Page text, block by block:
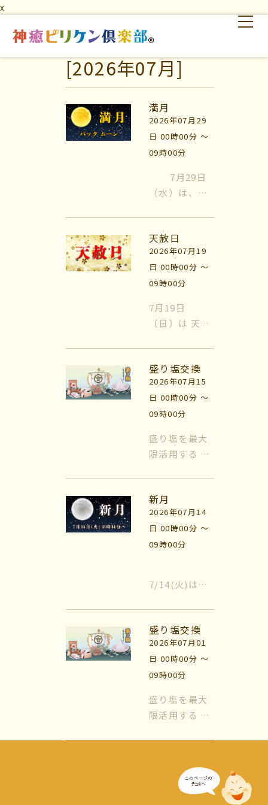
x
学びの場
体験談
[2026年07月]
満月
2026年07月29
日 00時00分 〜
09時00分
（水）は、満
鹿（バック）
の角が、 新し
く生え変わる
時期と重なる
こ...
天赦日
2026年07月19
日 00時00分 〜
09時00分
7月19日
（日）は 天赦
/ にち）と
は、 日本の吉
日の中で 「最
上の吉日」と
されている日
のことです。
天に昇り、万
物の罪を赦し
てくれるた
め、何をや
っ...
盛り塩交換
2026年07月15
日 00時00分 〜
09時00分
盛り塩を最大
限活用する 風
を使います。
盛り塩をする
場所は『玄
関』と『トイ
なります。玄
関はすべての
エネルギーが
出入りする場
所、トイレな
どの水周りは
色...
新月
2026年07月14
日 00時00分 〜
09時00分
7/14(火)は、
分（〜翌午前2
時4...
盛り塩交換
2026年07月01
日 00時00分 〜
09時00分
盛り塩を最大
限活用する 風
盛り塩をする
場所は『玄